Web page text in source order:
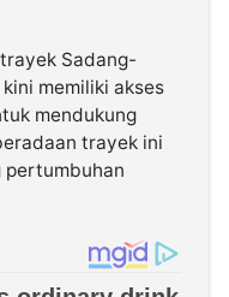
Sadang-
memiliki akses
mendukung
trayek ini
pertumbuhan